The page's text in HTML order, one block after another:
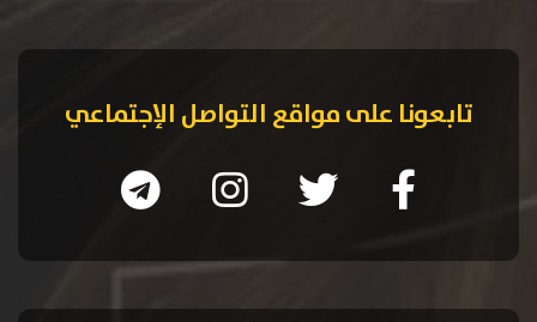
تابعونا على مواقع التواصل الإجتماعي